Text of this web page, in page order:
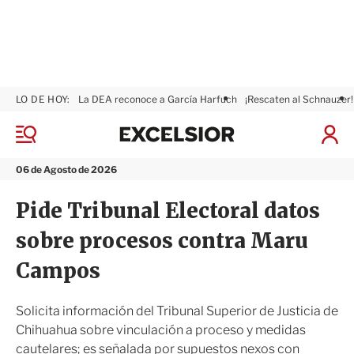
M
n
06 de Agosto de 2026
LO DE HOY: La DEA reconoce a García Harfuch ¡Rescaten al Schnauzer!
I
ó
n
x
i
r
Pide Tribunal Electoral datos
sobre procesos contra Maru
Campos
Solicita información del Tribunal Superior de Justicia de
Chihuahua sobre vinculación a proceso y medidas
cautelares; es señalada por supuestos nexos con